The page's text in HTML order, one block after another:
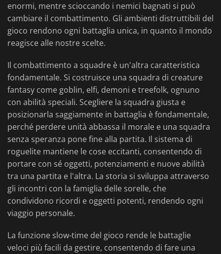
enormi, mentre scioccando i nemici bagnati si può
cambiare il combattimento. Gli ambienti distruttibili del
gioco rendono ogni battaglia unica, in quanto il mondo
reagisce alle nostre scelte.
Il combattimento a squadre è un'altra caratteristica
fondamentale. Si costruisce una squadra di creature
fantasy come goblin, elfi, demoni e treefolk, ognuno
con abilità speciali. Scegliere la squadra giusta e
posizionarla saggiamente in battaglia è fondamentale,
perché perdere unità abbassa il morale e una squadra
senza speranza pone fine alla partita. Il sistema di
roguelite mantiene le cose eccitanti, consentendo di
portare con sé oggetti, potenziamenti e nuove abilità
tra una partita e l'altra. La storia si sviluppa attraverso
gli incontri con la famiglia delle sorelle, che
condividono ricordi e oggetti potenti, rendendo ogni
viaggio personale.
La funzione slow-time del gioco rende le battaglie
veloci più facili da gestire, consentendo di fare una